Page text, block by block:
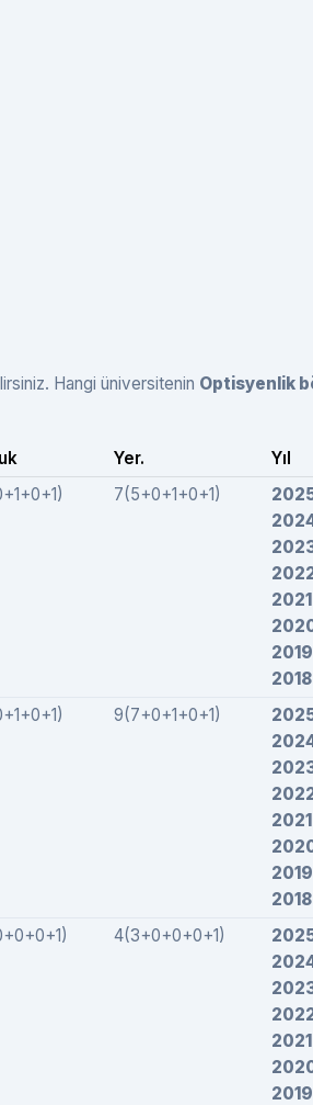
Hangi üniversitenin Optisyenlik
Yer. Yıl
7(5+0+1+0+1)
2021
2019
2018
9(7+0+1+0+1)
2021
2019
2018
4(3+0+0+0+1)
2021
2019